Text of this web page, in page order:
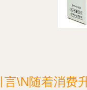
言\N随着消费